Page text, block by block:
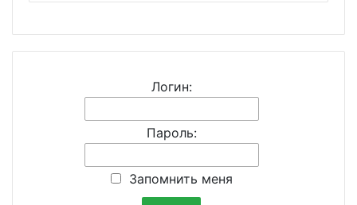
Логин:
Пароль:
Запомнить меня